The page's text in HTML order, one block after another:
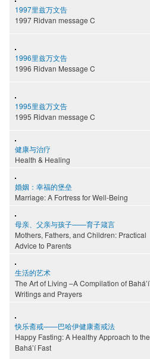
1997里兹万文告
1997 Ridvan message C
1996里兹万文告
1996 Ridvan Message C
1995里兹万文告
1995 Ridvan message C
健康与治疗
Health & Healing
婚姻：幸福的堡垒
Marriage: A Fortress for Well-Being
母亲、父亲与孩子——育子箴言
Mothers, Fathers, and Children: Practical
Advice to Parents
生活的艺术
The Art of Living –A Compilation of Bahá’í
Writings and Prayers
快乐斋戒——巴哈伊健康斋戒法
Happy Fasting: A Healthy Approach to the
Bahá’í Fast